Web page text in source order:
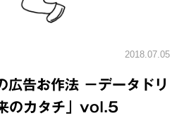
2018.07.05
告お作法 －データドリ
のカタチ」vol.5